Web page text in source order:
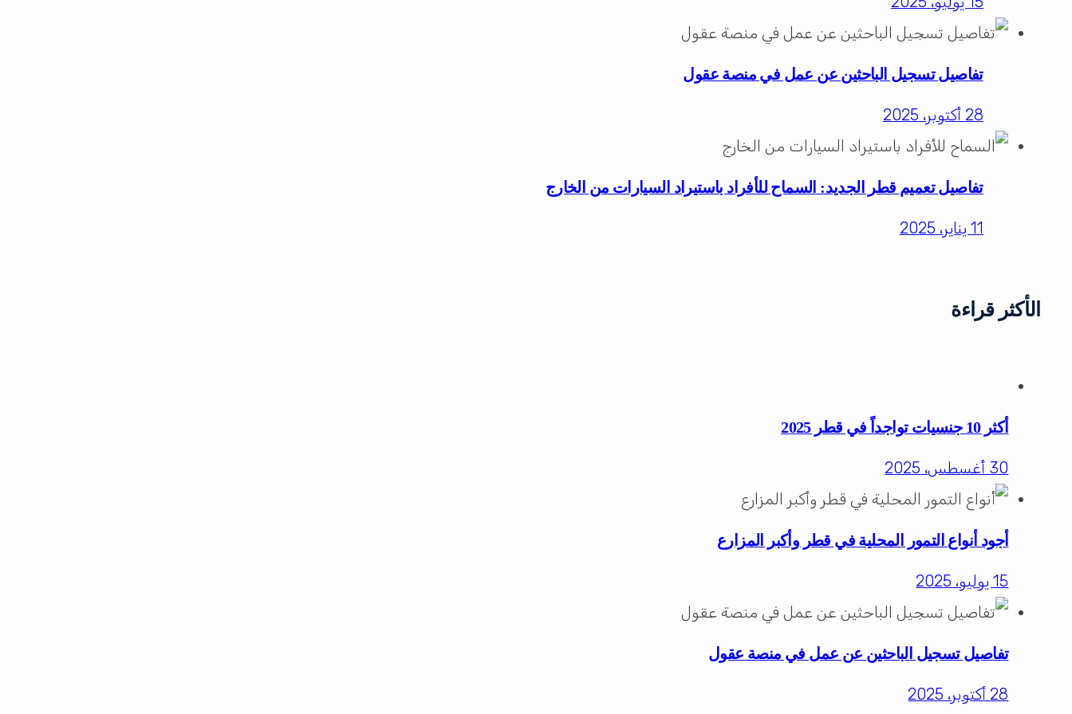
تفاصيل تسجيل الباحثين عن عمل في منصة عقول
28 أكتوبر، 2025
تفاصيل تعميم قطر الجديد: السماح للأفراد باستيراد السيارات من الخارج
11 يناير، 2025
الأكثر قراءة
أكثر 10 جنسيات تواجداً في قطر 2025
30 أغسطس، 2025
أجود أنواع التمور المحلية في قطر وأكبر المزارع
15 يوليو، 2025
تفاصيل تسجيل الباحثين عن عمل في منصة عقول
28 أكتوبر، 2025